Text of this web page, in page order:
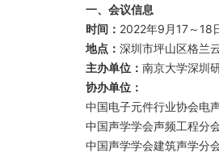
一、会议信息
时间： 2022年9月17～18
地点： 深圳市坪山区格兰
主办单位： 南京大学深圳
协办单位：
中国电子元件行业协会电
中国声学学会声频工程分
中国声学学会建筑声学分